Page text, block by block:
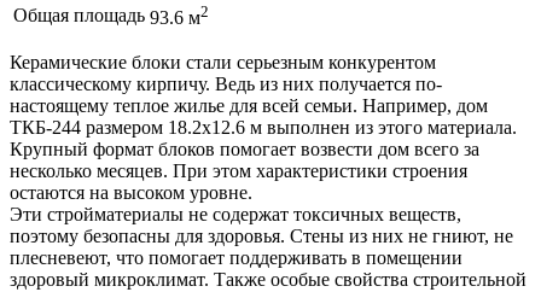
Общая площадь 93.6 м2
Керамические блоки стали серьезным конкурентом
классическому кирпичу. Ведь из них получается по-
настоящему теплое жилье для всей семьи. Например, дом
ТКБ-244 размером 18.2х12.6 м выполнен из этого материала.
Крупный формат блоков помогает возвести дом всего за
несколько месяцев. При этом характеристики строения
остаются на высоком уровне.
Эти стройматериалы не содержат токсичных веществ,
поэтому безопасны для здоровья. Стены из них не гниют, не
плесневеют, что помогает поддерживать в помещении
здоровый микроклимат. Также особые свойства строительной